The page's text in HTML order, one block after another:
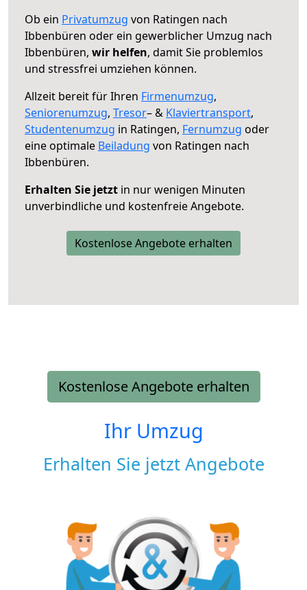
Ob ein Privatumzug von Ratingen nach
Ibbenbüren oder ein gewerblicher Umzug nach
Ibbenbüren, wir helfen, damit Sie problemlos
und stressfrei umziehen können.
Allzeit bereit für Ihren Firmenumzug,
Seniorenumzug, Tresor– & Klaviertransport,
Studentenumzug in Ratingen, Fernumzug oder
eine optimale Beiladung von Ratingen nach
Ibbenbüren.
Erhalten Sie jetzt in nur wenigen Minuten
unverbindliche und kostenfreie Angebote.
Kostenlose Angebote erhalten
Kostenlose Angebote erhalten
Ihr Umzug
Erhalten Sie jetzt Angebote